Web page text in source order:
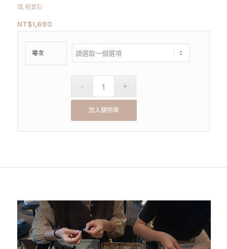
環, 輕寶石
NT$1,690
場次
加入購物車